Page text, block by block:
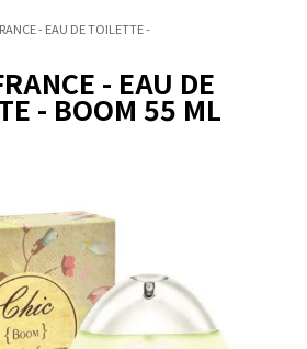
- EAU DE TOILETTE - BOOM 55 ML
- EAU DE
- BOOM 55 ML